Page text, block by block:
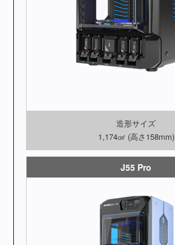
造形サイズ
1,174㎠ (高さ158mm)
J55 Pro